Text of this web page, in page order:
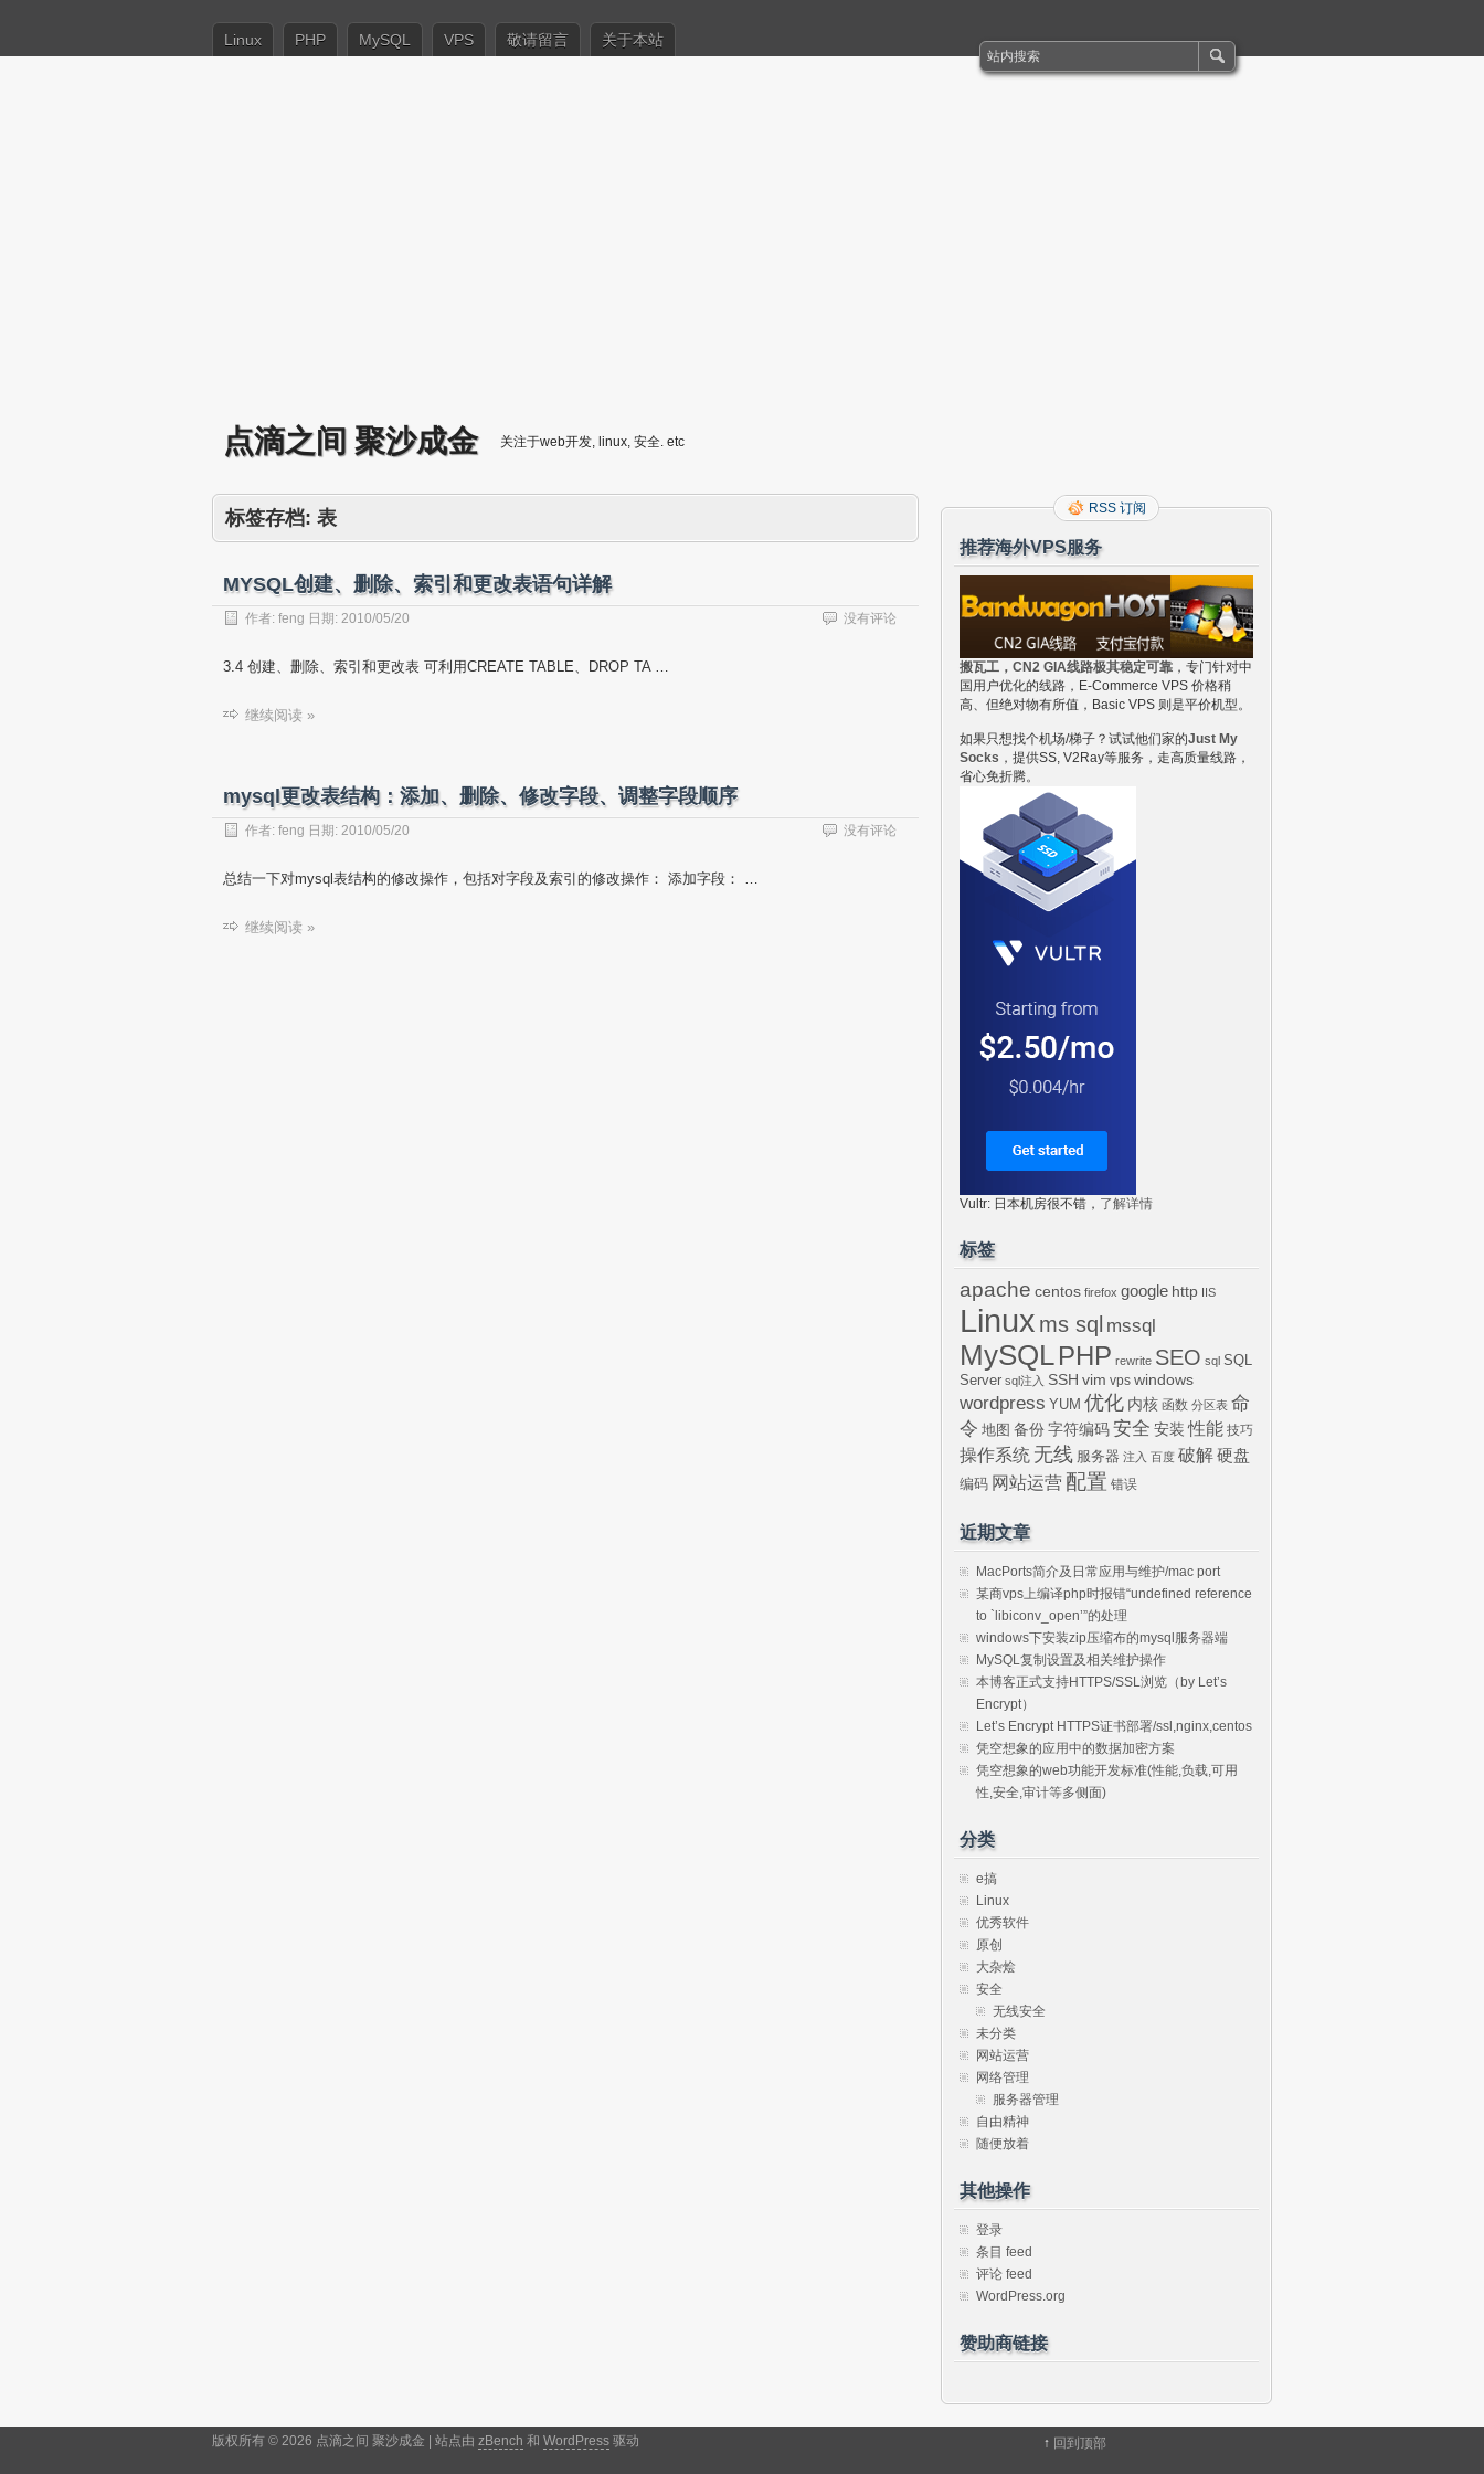
Linux PHP MySQL VPS 敬请留言 关于本站
点滴之间 聚沙成金 关注于web开发, linux, 安全. etc
标签存档: 表
MYSQL创建、删除、索引和更改表语句详解
作者: feng 日期: 2010/05/20 没有评论
3.4 创建、删除、索引和更改表 可利用CREATE TABLE、DROP TA …
继续阅读 »
mysql更改表结构：添加、删除、修改字段、调整字段顺序
作者: feng 日期: 2010/05/20 没有评论
总结一下对mysql表结构的修改操作，包括对字段及索引的修改操作： 添加字段： …
继续阅读 »
RSS 订阅
推荐海外VPS服务
搬瓦工，CN2 GIA线路极其稳定可靠 ，专门针对中
国用户优化的线路，E-Commerce VPS 价格稍
高、但绝对物有所值，Basic VPS 则是平价机型。
如果只想找个机场/梯子？试试他们家的Just My
Socks ，提供SS, V2Ray等服务，走高质量线路，
省心免折腾。
Vultr: 日本机房很不错， 了解详情
标签
apache centos firefox google http IIS
Linux ms sql mssql
MySQLPHP rewrite SEO sql SQL
Server sql注入 SSH vim vps windows
wordpress YUM 优化 内核 函数 分区表 命
令 地图 备份 字符编码 安全 安装 性能 技巧
操作系统 无线 服务器 注入 百度 破解硬盘
编码 网站运营 配置 错误
近期文章
MacPorts简介及日常应用与维护/mac port
某商vps上编译php时报错“undefined reference
to `libiconv_open’”的处理
windows下安装zip压缩布的mysql服务器端
MySQL复制设置及相关维护操作
本博客正式支持HTTPS/SSL浏览（by Let’s
Encrypt）
Let’s Encrypt HTTPS证书部署/ssl,nginx,centos
凭空想象的应用中的数据加密方案
凭空想象的web功能开发标准(性能,负载,可用
性,安全,审计等多侧面)
分类
e搞
Linux
优秀软件
原创
大杂烩
安全
无线安全
未分类
网站运营
网络管理
服务器管理
自由精神
随便放着
其他操作
登录
条目 feed
评论 feed
WordPress.org
赞助商链接
版权所有 © 2026 点滴之间 聚沙成金 | 站点由 zBench 和 WordPress 驱动 ↑ 回到顶部